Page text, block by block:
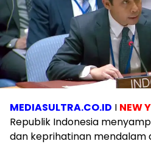
MEDIASULTRA.CO.ID I NEW
Republik Indonesia
dan keprihatinan mendalam